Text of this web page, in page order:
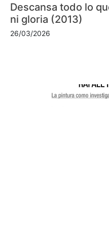
Descansa todo lo
ni gloria (2013)
26/03/2026